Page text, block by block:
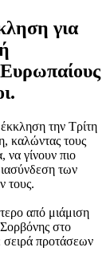
για
την Τρίτη
καλώντας τους
να γίνουν πιο
των
τους.
από μιάμιση
στο
σειρά προτάσεων